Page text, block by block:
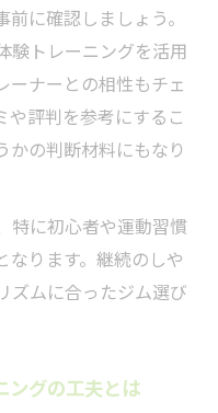
に確認しましょう。
験トレーニングを活用
ーナーとの相性もチェ
や評判を参考にするこ
かの判断材料にもなり
特に初心者や運動習慣
なります。継続のしや
ズムに合ったジム選び
ングの工夫とは